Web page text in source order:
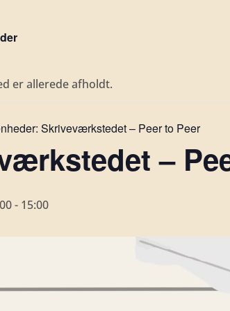
er allerede afholdt.
Skriveværkstedet – Peer to Peer
–
- 15:00